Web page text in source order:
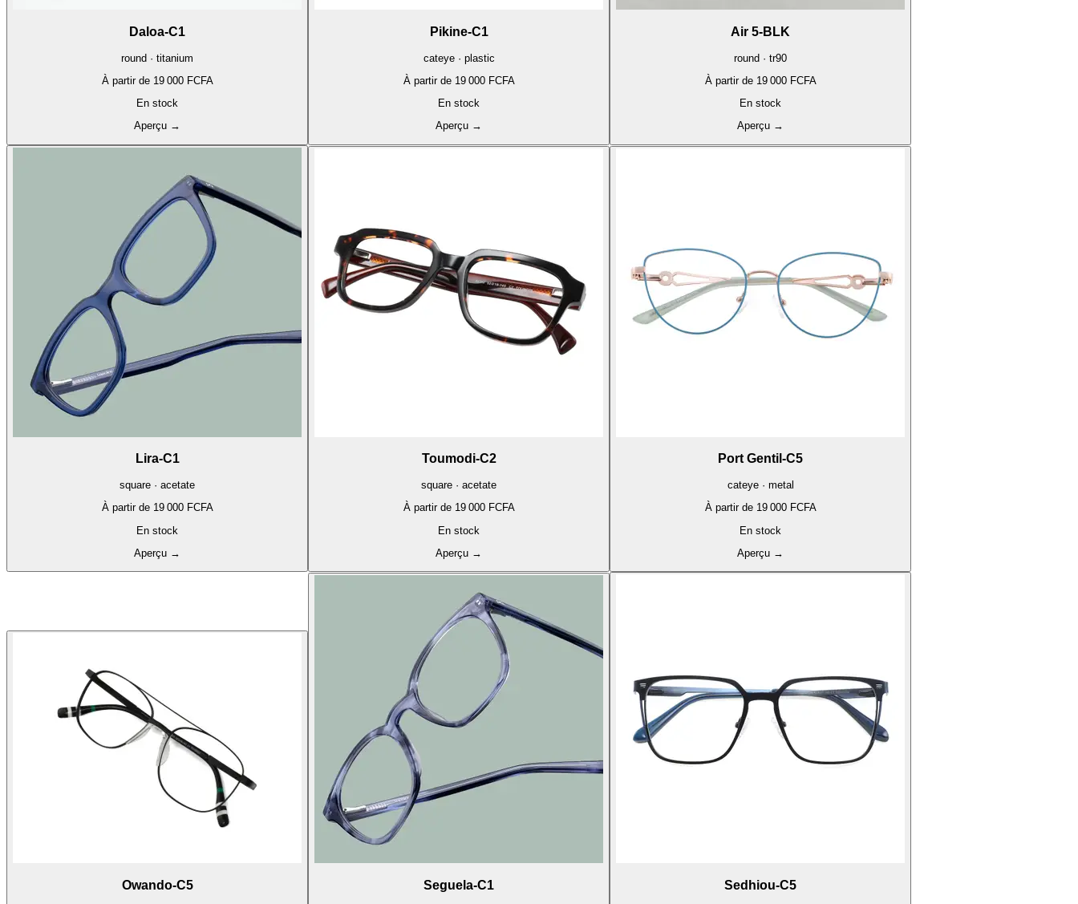
Daloa-C1
round · titanium
À partir de 19 000 FCFA
En stock
Aperçu →
Pikine-C1
cateye · plastic
À partir de 19 000 FCFA
En stock
Aperçu →
Air 5-BLK
round · tr90
À partir de 19 000 FCFA
En stock
Aperçu →
Lira-C1
square · acetate
À partir de 19 000 FCFA
En stock
Aperçu →
Toumodi-C2
square · acetate
À partir de 19 000 FCFA
En stock
Aperçu →
Port Gentil-C5
cateye · metal
À partir de 19 000 FCFA
En stock
Aperçu →
Owando-C5 Seguela-C1 Sedhiou-C5